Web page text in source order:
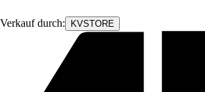
Verkauf durch: KVSTORE